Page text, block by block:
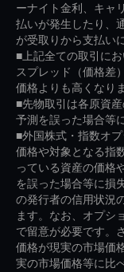
ーナイト金利、キャ
払いが発生したり、
が受取りから支払い
■上記全ての取引に
スプレッド（価格差
価格よりも高くなりま
■先物取引は各原資
予測を誤った場合等
■外国株式・指数オ
価格や対象となる指
っている資産の価格
を誤った場合等に損
の発行者の信用状況
ます。なお、オプシ
で留意が必要です。
価格が現実の市場価
実の市場価格等に比